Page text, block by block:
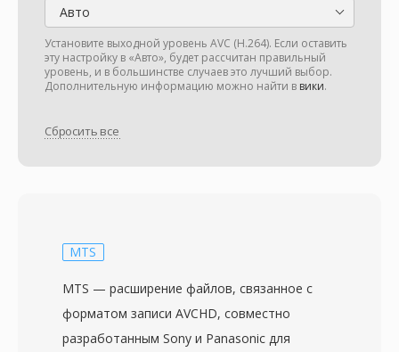
Авто
Установите выходной уровень AVC (H.264). Если оставить
эту настройку в «Авто», будет рассчитан правильный
уровень, и в большинстве случаев это лучший выбор.
Дополнительную информацию можно найти в вики.
Сбросить все
MTS
MTS — расширение файлов, связанное с
форматом записи AVCHD, совместно
разработанным Sony и Panasonic для